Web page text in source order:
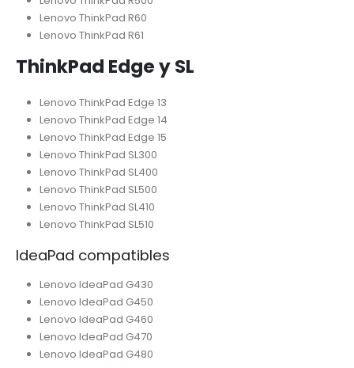
Lenovo ThinkPad R60
Lenovo ThinkPad R61
ThinkPad Edge y SL
Lenovo ThinkPad Edge 13
Lenovo ThinkPad Edge 14
Lenovo ThinkPad Edge 15
Lenovo ThinkPad SL300
Lenovo ThinkPad SL400
Lenovo ThinkPad SL500
Lenovo ThinkPad SL410
Lenovo ThinkPad SL510
IdeaPad compatibles
Lenovo IdeaPad G430
Lenovo IdeaPad G450
Lenovo IdeaPad G460
Lenovo IdeaPad G470
Lenovo IdeaPad G480